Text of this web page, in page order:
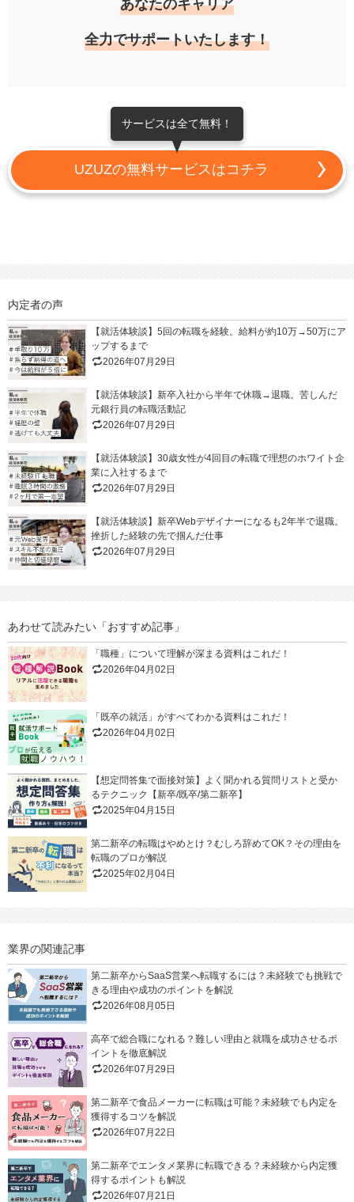
あなたのキャリア
全力でサポートいたします！
サービスは全て無料！
UZUZの無料サービスはコチラ
内定者の声
【就活体験談】5回の転職を経験。給料が約10万→50万にア
ップするまで
2026年07月29日
【就活体験談】新卒入社から半年で休職→退職。苦しんだ
元銀行員の転職活動記
2026年07月29日
【就活体験談】30歳女性が4回目の転職で理想のホワイト企
業に入社するまで
2026年07月29日
【就活体験談】新卒Webデザイナーになるも2年半で退職。
挫折した経験の先で掴んだ仕事
2026年07月29日
あわせて読みたい「おすすめ記事」
「職種」について理解が深まる資料はこれだ！
2026年04月02日
「既卒の就活」がすべてわかる資料はこれだ！
2026年04月02日
【想定問答集で面接対策】よく聞かれる質問リストと受か
るテクニック【新卒/既卒/第二新卒】
2025年04月15日
第二新卒の転職はやめとけ？むしろ辞めてOK？その理由を
転職のプロが解説
2025年02月04日
業界の関連記事
第二新卒からSaaS営業へ転職するには？未経験でも挑戦で
きる理由や成功のポイントを解説
2026年08月05日
高卒で総合職になれる？難しい理由と就職を成功させるポ
イントを徹底解説
2026年07月29日
第二新卒で食品メーカーに転職は可能？未経験でも内定を
獲得するコツを解説
2026年07月22日
第二新卒でエンタメ業界に転職できる？未経験から内定獲
得するポイントも解説
2026年07月21日